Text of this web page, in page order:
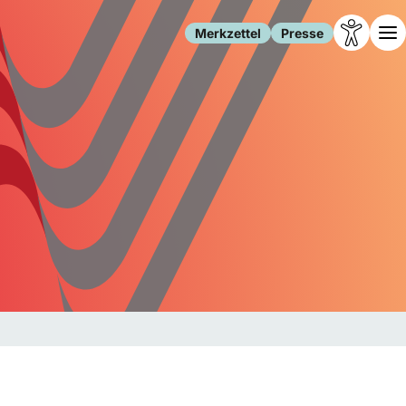
Merkzettel Presse
Leben
Familie
Freizeit
Gesundheit
Internet
Gesellschaft
Forschung
Migration
Polizei